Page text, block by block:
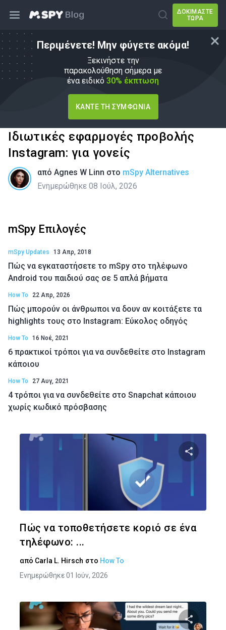
ΔΟΚΙΜΆΣΤΕ
ΤΏΡΑ
Περιμένετε! Μην φύγετε ακόμα!
Ξεκινήστε την
παρακολούθηση σήμερα με
ένα ειδικό 30% έκπτωση
ΚΆΝΤΕ ΤΗ ΣΥΜΦΩΝΊΑ
Ιδιωτικές εφαρμογές προβολής
Instagram: για γονείς
από Agnes W Linn στο mSpy Alternatives
Ενημερώθηκε 08 Ιούλ, 2026
mSpy Επιλογές
mSpy Updates 13 Απρ, 2018
Πώς να εγκαταστήσετε το mSpy στο τηλέφωνο
Android του παιδιού σας σε 5 απλά βήματα
How To 22 Απρ, 2026
Πώς μπορούν οι άνθρωποι να δουν αν κοιτάξετε τα
highlights τους στο Instagram: Εύκολος οδηγός
How To 16 Νοέ, 2021
6 πρακτικοί τρόποι για να συνδεθείτε στο Instagram
κάποιου
How To 27 Αυγ, 2021
4 τρόποι για να συνδεθείτε στο Snapchat κάποιου
χωρίς κωδικό πρόσβασης
Πώς να τοποθετήσετε κοριό σε ένα
τηλέφωνο: ...
από Carla L. Hirsch στο How To
Ενημερώθηκε 01 Ιούν, 2026